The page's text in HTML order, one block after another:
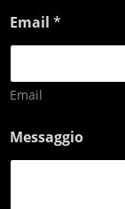
Email *
Email
Messaggio